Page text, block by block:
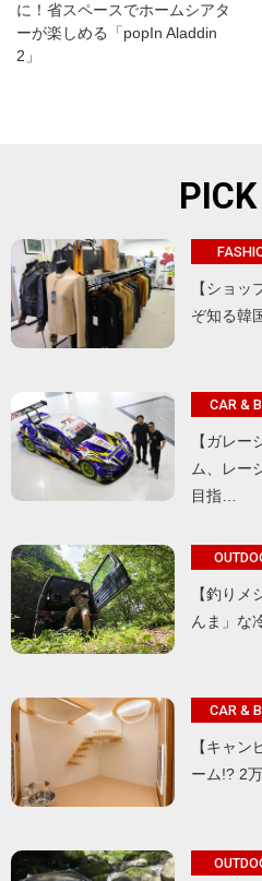
に！省スペースでホームシアタ
ーが楽しめる「popIn Aladdin
2」
【ショ
ぞ知る韓
CAR &
【ガレ
ム、レー
目指…
【釣り
んま」な
CAR &
【キャン
ーム!? 2